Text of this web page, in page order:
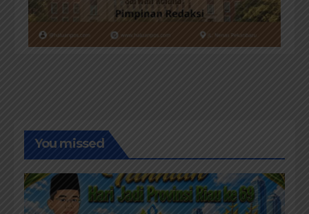
You missed